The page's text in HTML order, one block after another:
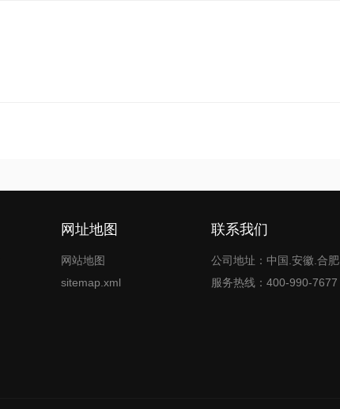
网址地图
网站地图
sitemap.xml
联系我们
公司地址：中国.安徽.合肥
服务热线：400-990-7677